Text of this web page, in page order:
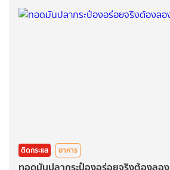
ติดกระแส อาหาร
ทอดมันปลากระป๋องอร่อยจริงต้องลอง